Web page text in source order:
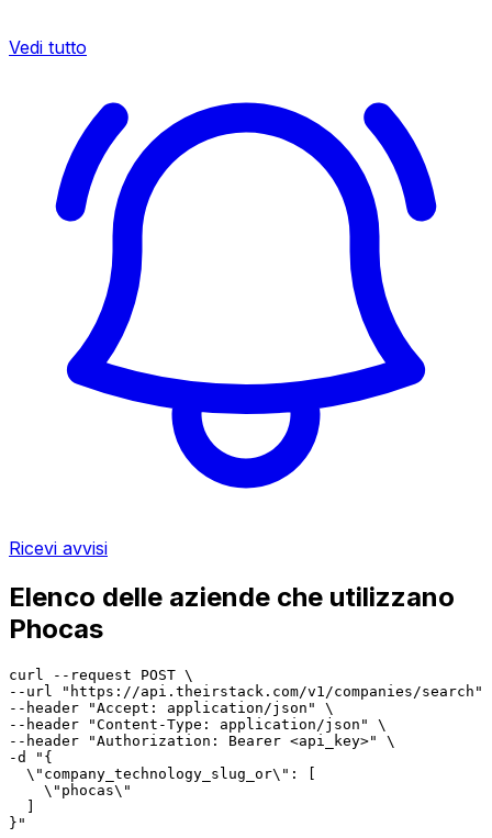
Vedi tutto
Ricevi avvisi
Elenco delle aziende che utilizzano
Phocas
curl --request POST \
--url "https://api.theirstack.com/v1/companies/search"
--header "Accept: application/json" \
--header "Content-Type: application/json" \
--header "Authorization: Bearer <api_key>" \
-d "{
  \"company_technology_slug_or\": [
    \"phocas\"
  ]
}"